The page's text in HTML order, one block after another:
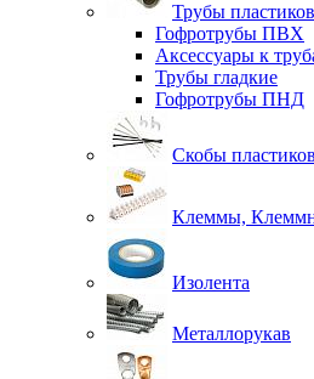
Трубы
Гофротрубы ПВХ
Аксессуары к
Трубы гладкие
Гофротрубы ПНД
Скобы
Клеммы,
Изолента
Металлорукав